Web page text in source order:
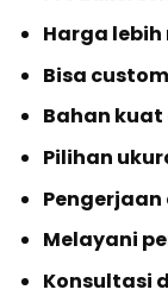
Harga
Bisa
Bahan
Pilihan
Melayani
Konsultasi